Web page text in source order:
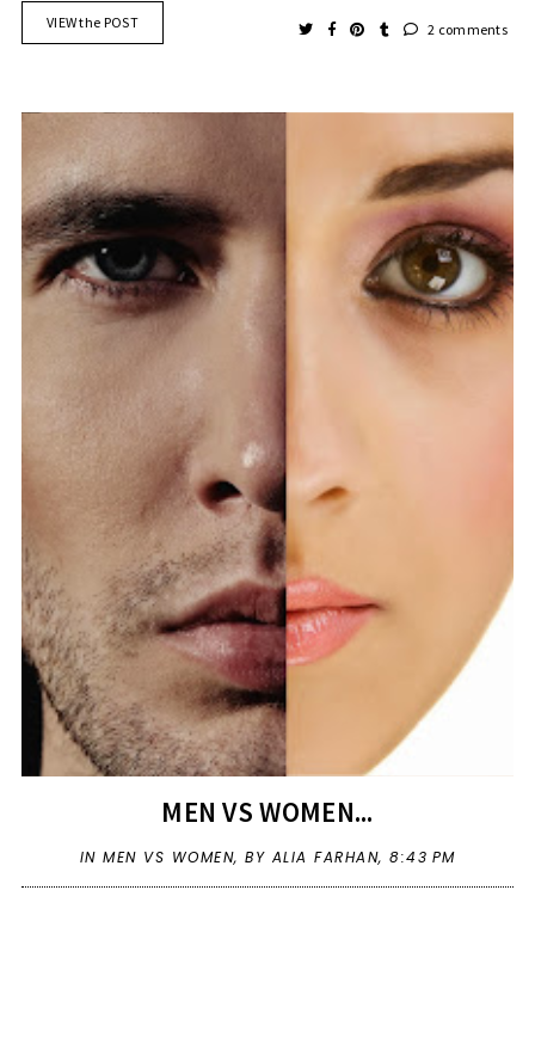
VIEW the POST 2 comments
MEN VS WOMEN...
IN MEN VS WOMEN, BY ALIA FARHAN, 8:43 PM